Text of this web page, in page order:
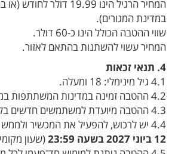
המחיר הרגיל הינו 19.99
במדינת המגורים).
שווי ההטבה הכולל הינו כ-60 דולר.
המחיר עשוי להשתנות בהתאם לאזור.
4. תנאי זכאות
4.1 גיל מינימלי: 18 ומעלה.
4.2 ההטבה זמינה במדינות המשתתפות במבצע, לרבות ישראל.
4.3 ההטבה מיועדת למשתמשים חדשים בלבד.
4.4 יש לרכוש, להפעיל את המכשיר ולממש את ההטבה עד ליום
12 ביוני 2027 בשעה 23:59
(שעון